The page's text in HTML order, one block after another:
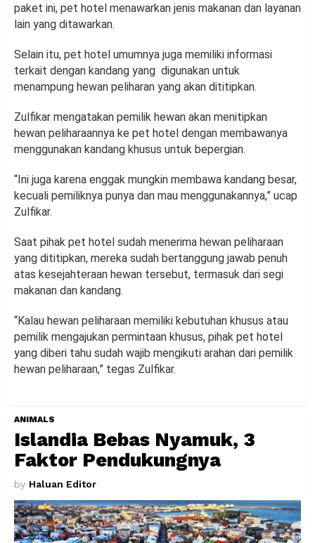
paket ini, pet hotel menawarkan jenis makanan dan layanan
lain yang ditawarkan.
Selain itu, pet hotel umumnya juga memiliki informasi
terkait dengan kandang yang digunakan untuk
menampung hewan peliharan yang akan dititipkan.
Zulfikar mengatakan pemilik hewan akan menitipkan
hewan peliharaannya ke pet hotel dengan membawanya
menggunakan kandang khusus untuk bepergian.
“Ini juga karena enggak mungkin membawa kandang besar,
kecuali pemiliknya punya dan mau menggunakannya,” ucap
Zulfikar.
Saat pihak pet hotel sudah menerima hewan peliharaan
yang dititipkan, mereka sudah bertanggung jawab penuh
atas kesejahteraan hewan tersebut, termasuk dari segi
makanan dan kandang.
“Kalau hewan peliharaan memiliki kebutuhan khusus atau
pemilik mengajukan permintaan khusus, pihak pet hotel
yang diberi tahu sudah wajib mengikuti arahan dari pemilik
hewan peliharaan,” tegas Zulfikar.
ANIMALS
Islandia Bebas Nyamuk, 3
Faktor Pendukungnya
by Haluan Editor